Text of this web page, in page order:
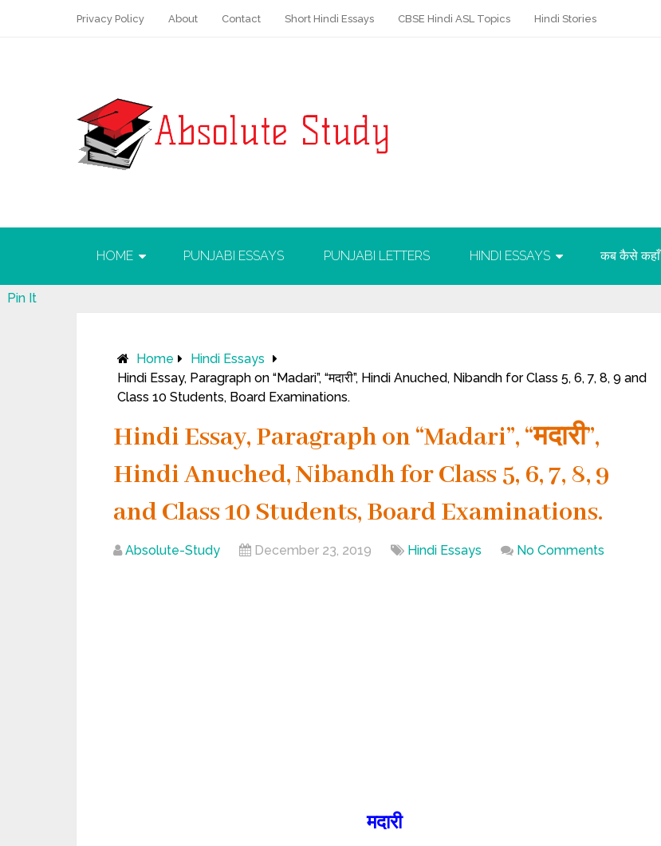
Privacy Policy About Contact Short Hindi Essays CBSE Hindi ASL Topics Hindi Stories
HOME PUNJABI ESSAYS PUNJABI LETTERS HINDI ESSAYS कब कैसे कहाँ
Home
Hindi Essays
Hindi Essay, Paragraph on “Madari”, “मदारी”, Hindi Anuched, Nibandh for Class 5, 6, 7, 8, 9 and
Class 10 Students, Board Examinations.
Hindi Essay, Paragraph on “Madari”, “मदारी”,
Hindi Anuched, Nibandh for Class 5, 6, 7, 8, 9
and Class 10 Students, Board Examinations.
Absolute-Study December 23, 2019 Hindi Essays No Comments
मदारी
Pin It